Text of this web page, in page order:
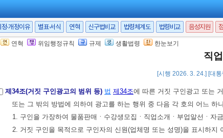
정]
정·개정이유 별표·서식 연혁 신구법비교 법령체계도 법령비교 음성지원
연혁 위임행정규칙 규제 생활법령 한눈보기
직
[시행 2026. 3. 24.] [대
④ 삭제<2009. 12. 31.>
⑤ 삭제<1996. 4. 12.>
⑥ 삭제 <2007. 7. 23.>
제34조(거짓 구인광고의 범위 등) 법 제34조에 따른 거짓 구인광고 또는
또는 그 밖의 방법에 의하여 광고를 하는 행위 중 다음 각 호의 어느 하
1. 구인을 가장하여 물품판매ㆍ수강생모집ㆍ직업소개ㆍ부업알선ㆍ자
2. 거짓 구인을 목적으로 구인자의 신원(업체명 또는 성명)을 표시하지